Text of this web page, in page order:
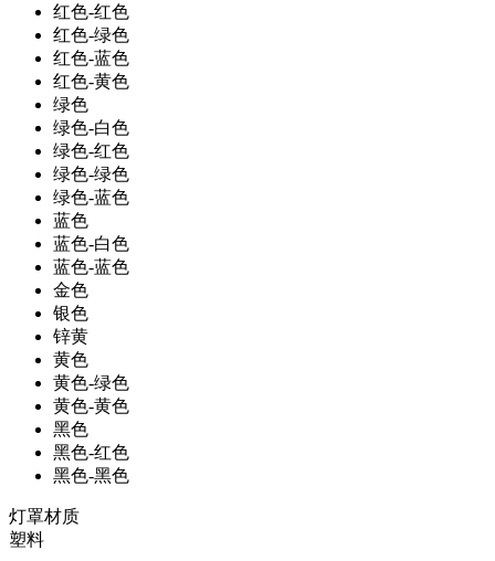
红色-红色
红色-绿色
红色-蓝色
红色-黄色
绿色
绿色-白色
绿色-红色
绿色-绿色
绿色-蓝色
蓝色
蓝色-白色
蓝色-蓝色
金色
银色
锌黄
黄色
黄色-绿色
黄色-黄色
黑色
黑色-红色
黑色-黑色
灯罩材质
塑料